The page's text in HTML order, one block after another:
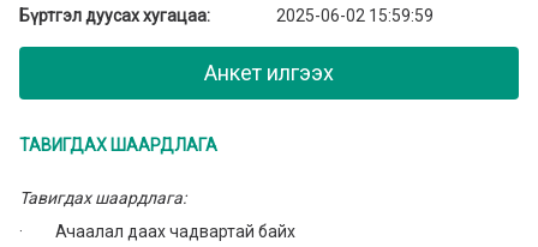
Бүртгэл дуусах хугацаа:
2025-06-02 15:59:59
Анкет илгээх
ТАВИГДАХ ШААРДЛАГА
Тавигдах шаардлага:
· Ачаалал даах чадвартай байх